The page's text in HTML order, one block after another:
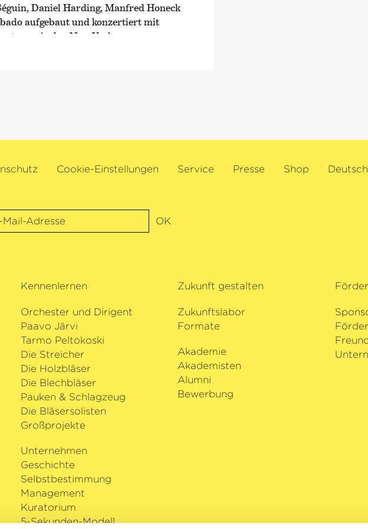
Daniel Harding, Manfred Honeck
aufgebaut und konzertiert mit
wie den New Yorker
Jan Lisiecki vom Gramophone
15 Jahren unterzeichnete der
mit der Deutschen
ein Doppelalbum mit Frédéric Chopins
in Nordamerika und Europa. Nach
Konzert mit dem Orchester im Jahr
Pianist zur Deutschen
Bremen zurück.
Cookie-Einstellungen Service Presse Shop Deutsch
OK
Kennenlernen
Orchester und Dirigent
Paavo Järvi
Tarmo Peltokoski
Die Streicher
Die Holzbläser
Die Blechbläser
Pauken & Schlagzeug
Die Bläsersolisten
Großprojekte
Unternehmen
Geschichte
Selbstbestimmung
Management
Kuratorium
5-Sekunden-Modell
Zukunft gestalten
Zukunftslabor
Formate
Akademie
Akademisten
Alumni
Bewerbung